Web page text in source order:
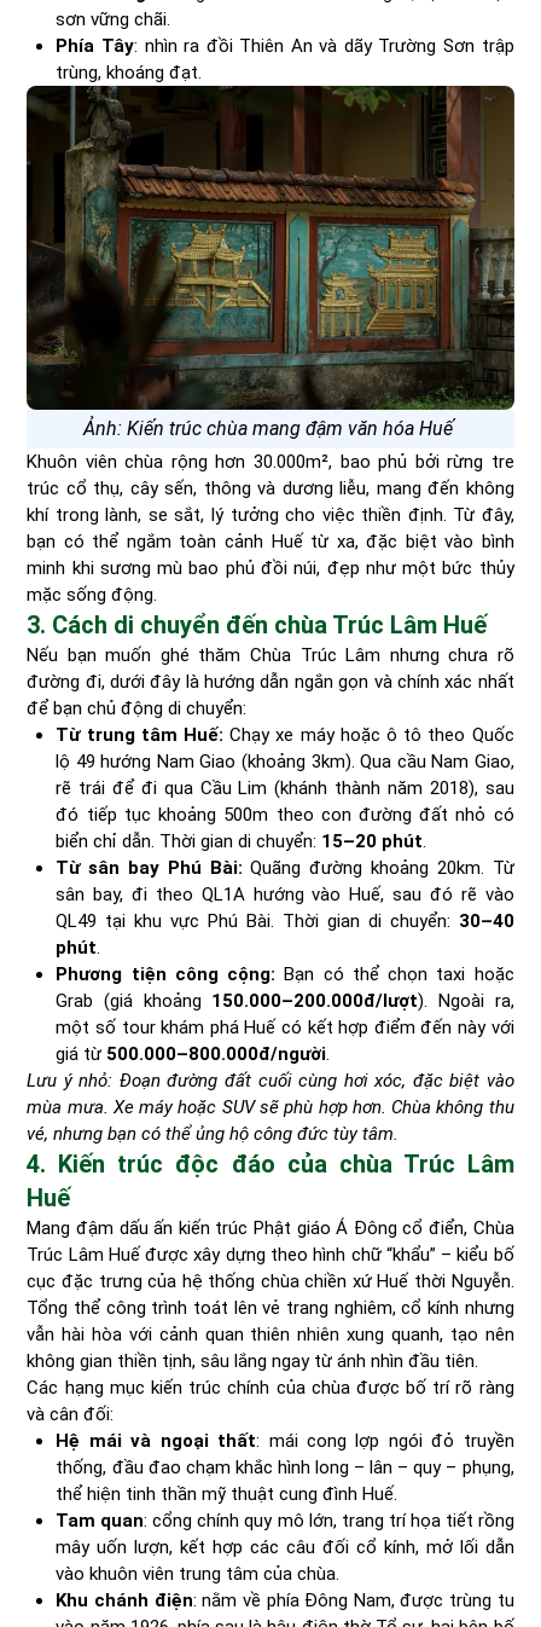
sơn vững chãi.
Phía Tây: nhìn ra đồi Thiên An và dãy Trường Sơn trập
trùng, khoáng đạt.
Ảnh: Kiến trúc chùa mang đậm văn hóa Huế
Khuôn viên chùa rộng hơn 30.000m², bao phủ bởi rừng tre
trúc cổ thụ, cây sến, thông và dương liễu, mang đến không
khí trong lành, se sắt, lý tưởng cho việc thiền định. Từ đây,
bạn có thể ngắm toàn cảnh Huế từ xa, đặc biệt vào bình
minh khi sương mù bao phủ đồi núi, đẹp như một bức thủy
mặc sống động.
3. Cách di chuyển đến chùa Trúc Lâm Huế
Nếu bạn muốn ghé thăm Chùa Trúc Lâm nhưng chưa rõ
đường đi, dưới đây là hướng dẫn ngắn gọn và chính xác nhất
để bạn chủ động di chuyển:
Từ trung tâm Huế:Chạy xe máy hoặc ô tô theo Quốc
lộ 49 hướng Nam Giao (khoảng 3km). Qua cầu Nam Giao,
rẽ trái để đi qua Cầu Lim (khánh thành năm 2018), sau
đó tiếp tục khoảng 500m theo con đường đất nhỏ có
biển chỉ dẫn. Thời gian di chuyển: 15–20 phút.
Từ sân bay Phú Bài:Quãng đường khoảng 20km. Từ
sân bay, đi theo QL1A hướng vào Huế, sau đó rẽ vào
QL49 tại khu vực Phú Bài. Thời gian di chuyển: 30–40
phút.
Phương tiện công cộng:Bạn có thể chọn taxi hoặc
Grab (giá khoảng 150.000–200.000đ/lượt). Ngoài ra,
một số tour khám phá Huế có kết hợp điểm đến này với
giá từ 500.000–800.000đ/người.
Lưu ý nhỏ: Đoạn đường đất cuối cùng hơi xóc, đặc biệt vào
mùa mưa. Xe máy hoặc SUV sẽ phù hợp hơn. Chùa không thu
vé, nhưng bạn có thể ủng hộ công đức tùy tâm.
4. Kiến trúc độc đáo của chùa Trúc Lâm
Huế
Mang đậm dấu ấn kiến trúc Phật giáo Á Đông cổ điển, Chùa
Trúc Lâm Huế được xây dựng theo hình chữ “khẩu” – kiểu bố
cục đặc trưng của hệ thống chùa chiền xứ Huế thời Nguyễn.
Tổng thể công trình toát lên vẻ trang nghiêm, cổ kính nhưng
vẫn hài hòa với cảnh quan thiên nhiên xung quanh, tạo nên
không gian thiền tịnh, sâu lắng ngay từ ánh nhìn đầu tiên.
Các hạng mục kiến trúc chính của chùa được bố trí rõ ràng
và cân đối:
Hệ mái và ngoại thất: mái cong lợp ngói đỏ truyền
thống, đầu đao chạm khắc hình long – lân – quy – phụng,
thể hiện tinh thần mỹ thuật cung đình Huế.
Tam quan: cổng chính quy mô lớn, trang trí họa tiết rồng
mây uốn lượn, kết hợp các câu đối cổ kính, mở lối dẫn
vào khuôn viên trung tâm của chùa.
Khu chánh điện: nằm về phía Đông Nam, được trùng tu